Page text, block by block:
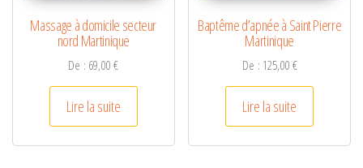
Massage à domicile secteur
nord Martinique
De : 69,00€
Lire la suite
Baptême d’apnée à Saint Pierre
Martinique
De : 125,00€
Lire la suite